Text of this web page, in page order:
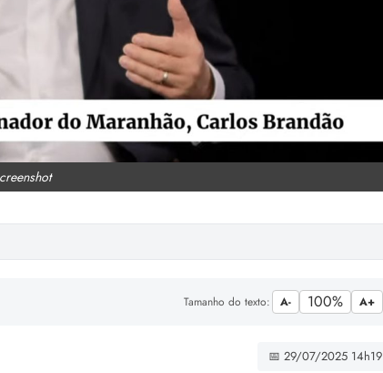
Tamanho do texto: A- 100% A+
📅 29/07/2025 14h19